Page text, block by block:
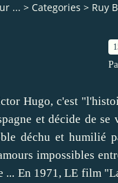
... > Categories > Ruy
Hugo, c'est
et décide de
déchu et humilié
impossibles
... En 1971, LE film